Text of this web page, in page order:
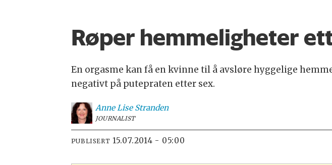
Røper hemmeligheter
En orgasme kan få en kvinne til å avsløre hyggelige
negativt på putepraten etter sex.
Anne Lise Stranden
JOURNALIST
PUBLISERT 15.07.2014 - 05:00